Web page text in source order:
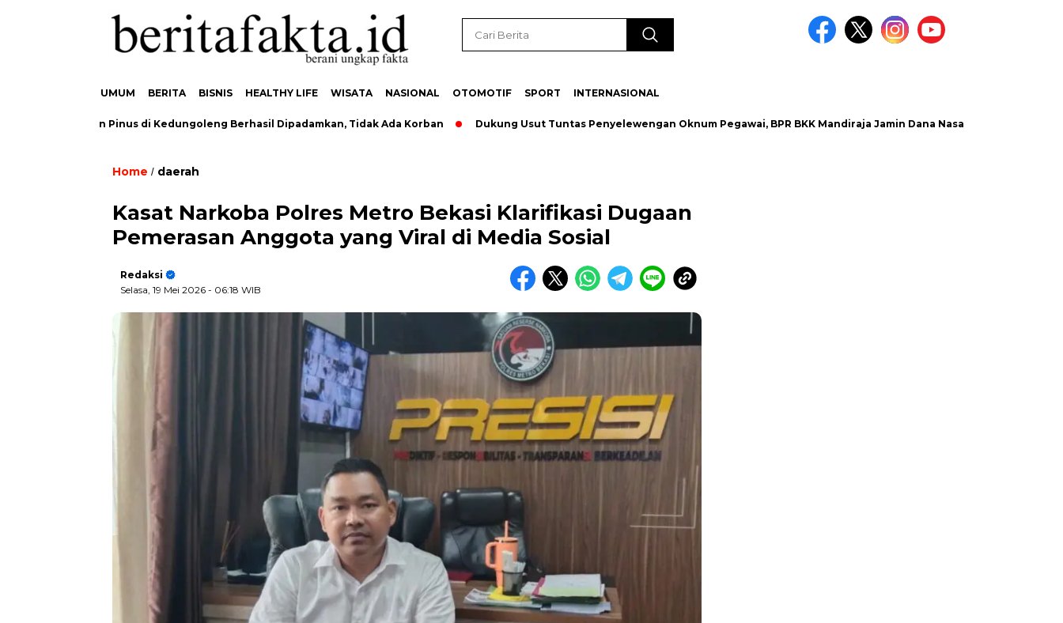
UMUM BERITA BISNIS HEALTHY LIFE WISATA NASIONAL OTOMOTIF SPORT INTERNASIONAL
Hutan Pinus di Kedungoleng Berhasil Dipadamkan, Tidak Ada Korban Dukung Usut Tuntas Penyelewengan Oknum Pegawai, BPR BKK Mandiraja Jamin Dana Nasabah Aman
Home / daerah
Kasat Narkoba Polres Metro Bekasi Klarifikasi Dugaan
Pemerasan Anggota yang Viral di Media Sosial
Redaksi
Selasa, 19 Mei 2026 - 06:18 WIB